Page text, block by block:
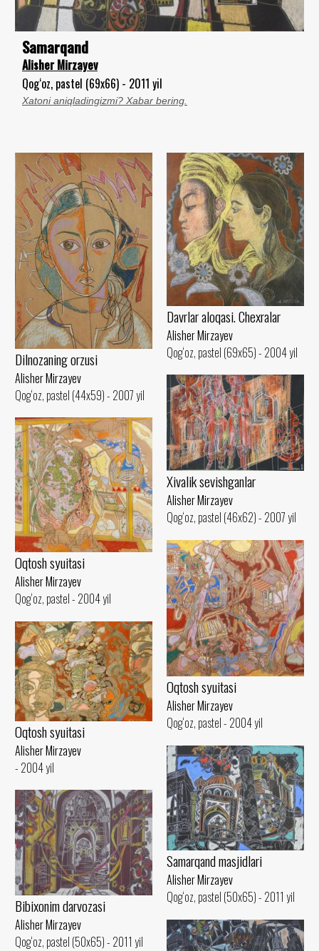
Samarqand
Alisher Mirzayev
Qog‘oz, pastel (69x66) - 2011 yil
Xatoni aniqladingizmi? Xabar bering.
Dilnozaning orzusi
Alisher Mirzayev
Qog‘oz, pastel (44x59) - 2007 yil
Davrlar aloqasi. Chexralar
Alisher Mirzayev
Qog‘oz, pastel (69x65) - 2004 yil
Xivalik sevishganlar
Alisher Mirzayev
Qog‘oz, pastel (46x62) - 2007 yil
Oqtosh syuitasi
Alisher Mirzayev
Qog‘oz, pastel - 2004 yil
Oqtosh syuitasi
Alisher Mirzayev
Qog‘oz, pastel - 2004 yil
Oqtosh syuitasi
Alisher Mirzayev
- 2004 yil
Samarqand masjidlari
Alisher Mirzayev
Qog‘oz, pastel (50x65) - 2011 yil
Bibixonim darvozasi
Alisher Mirzayev
Qog‘oz, pastel (50x65) - 2011 yil